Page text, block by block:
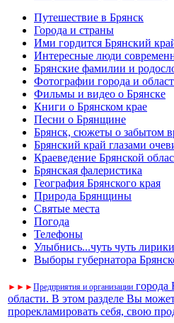
Путешествие в Брянск
Города и страны
Ими гордится Брянский
Интересные люди
Брянские фамилии и
Фотографии города и
Фильмы и видео о Брянске
Книги о Брянском крае
Песни о Брянщине
Брянск, сюжеты о забытом
Брянский край глазами
Краеведение Брянской
Брянская фалеристика
География Брянского края
Природа Брянщины
Святые места
Погода
Телефоны
Улыбнись...чуть чуть лирики
Выборы губернатора
► ► ►Предприятия и организации города
области. В этом разделе Вы
прорекламировать себя, свою